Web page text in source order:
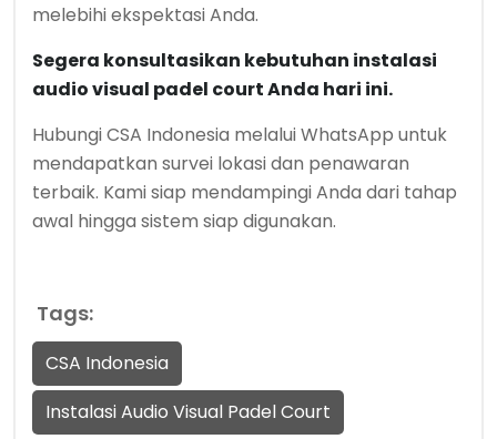
melebihi ekspektasi Anda.
Segera konsultasikan kebutuhan instalasi
audio visual padel court Anda hari ini.
Hubungi CSA Indonesia melalui WhatsApp untuk
mendapatkan survei lokasi dan penawaran
terbaik. Kami siap mendampingi Anda dari tahap
awal hingga sistem siap digunakan.
Tags:
CSA Indonesia
Instalasi Audio Visual Padel Court